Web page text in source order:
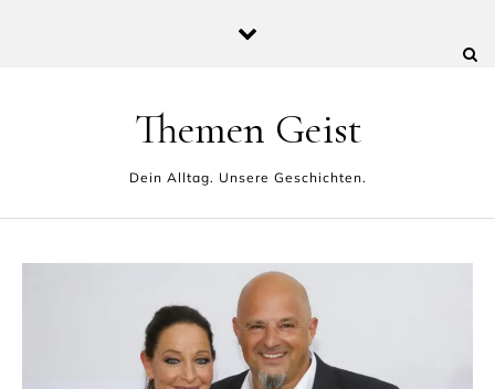
Themen Geist
Dein Alltag. Unsere Geschichten.